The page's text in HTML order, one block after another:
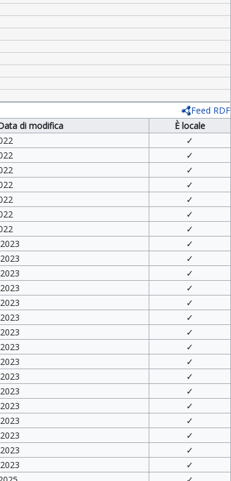
Feed RDF
di modifica
È locale
✓
✓
✓
✓
✓
✓
✓
✓
✓
✓
✓
✓
✓
✓
✓
✓
✓
✓
✓
✓
✓
✓
✓